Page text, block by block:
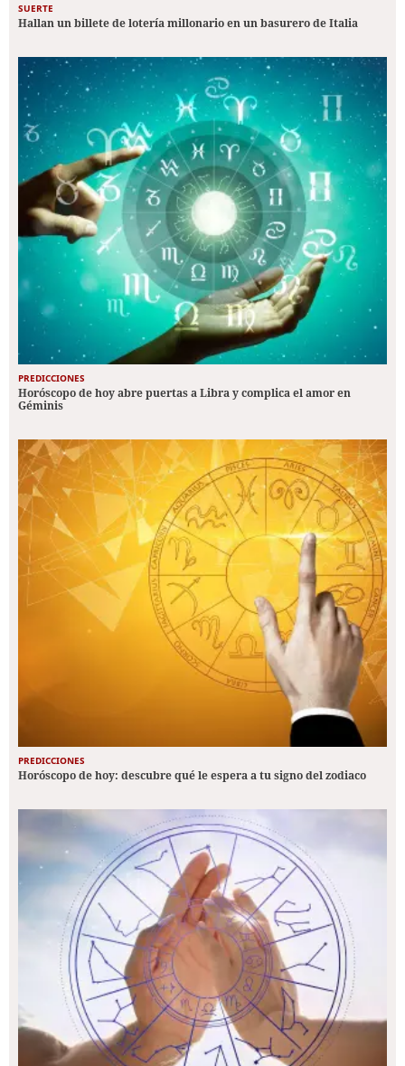
SUERTE
Hallan un billete de lotería millonario en un basurero de Italia
PREDICCIONES
Horóscopo de hoy abre puertas a Libra y complica el amor en
Géminis
PREDICCIONES
Horóscopo de hoy: descubre qué le espera a tu signo del zodiaco